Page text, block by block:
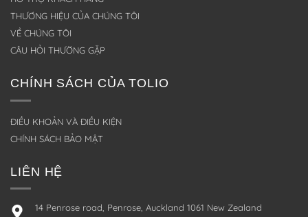
THƯƠNG HIỆU CỦA CHÚNG TÔI
VỀ CHÚNG TÔI
CÂU HỎI THƯỜNG GẶP
CHÍNH SÁCH CỦA TOLIO
ĐIỀU KHOẢN VÀ ĐIỀU KIỆN
CHÍNH SÁCH BẢO MẬT
LIÊN HỆ
14 Penrose road, Penrose, Auckland 1061 New Zealand